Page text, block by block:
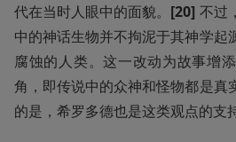
代在当时人眼中的面貌。 [20] 不过
中的神话生物并不拘泥于其神学起
腐蚀的人类。这一改动为故事增
角，即传说中的众神和怪物都是真
的是，希罗多德也是这类观点的支